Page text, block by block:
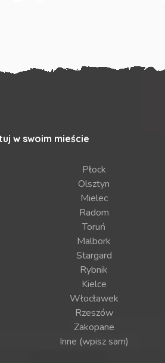
w swoim mieście
Płock
Olsztyn
Mielec
Radom
Toruń
Malbork
Stargard
Rybnik
Kielce
Włocławek
Rzeszów
Zakopane
Inne (wpisz sam)